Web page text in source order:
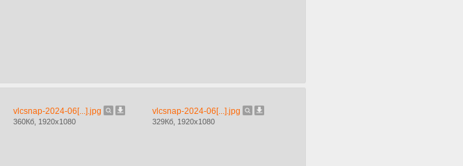
vlcsnap-2024-06[...].jpg
360Кб, 1920x1080
vlcsnap-2024-06[...].jpg
329Кб, 1920x1080